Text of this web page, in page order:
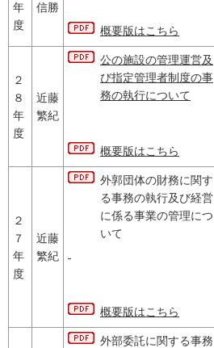
年
度
信勝
概要版はこちら
２
８
年
度
近藤
繁紀
公の施設の管理運営及
び指定管理者制度の事
務の執行について
概要版はこちら
２
７
年
度
近藤
繁紀
外郭団体の財務に関す
る事務の執行及び経営
に係る事業の管理につ
いて
概要版はこちら
外部委託に関する事務